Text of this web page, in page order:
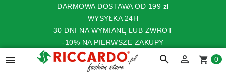
DARMOWA DOSTAWA OD 199 zł
WYSYŁKA 24H
30 DNI NA WYMIANĘ LUB ZWROT
-10% NA PIERWSZE ZAKUPY
 search  shopping_cart 0